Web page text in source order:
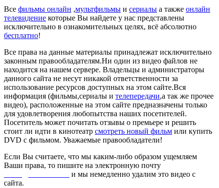
Все фильмы онлайн ,мультфильмы и сериалы а также онлайн
телевидение которые Вы найдете у нас представлены
исключительно в ознакомительных целях, всё абсолютно
бесплатно!
Все права на данные материалы принадлежат исключительно
законным правообладателям.Ни один из видео файлов не
находится на нашем сервере. Владельцы и администраторы
данного сайта не несут никакой ответственности за
использование ресурсов доступных на этом сайте.Вся
информация (фильмы,сериалы и телепередачи,а так же прочее
видео), расположенные на этом сайте предназначены только
для удовлетворения любопытства наших посетителей.
Посетитель может почитать отзывы о премьере и решить
стоит ли идти в кинотеатр смотреть новый фильм или купить
DVD с фильмом. Уважаемые правообладатели!
Если Вы считаете, что мы каким-либо образом ущемляем
Ваши права, то пишите на электронную почту
и мы немедленно удалим это видео с
сайта.